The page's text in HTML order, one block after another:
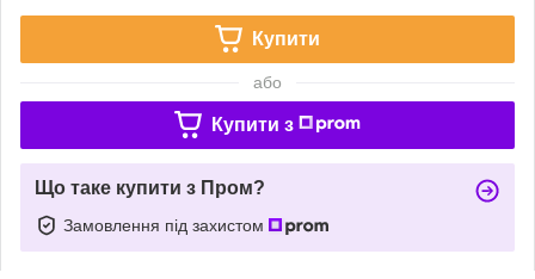
Купити
або
Купити з
Що таке купити з Пром?
Замовлення під захистом